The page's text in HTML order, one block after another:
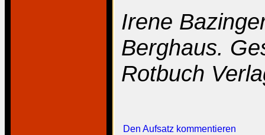
Irene
Berghaus.
Rotbuch
Den Aufsatz kommentieren